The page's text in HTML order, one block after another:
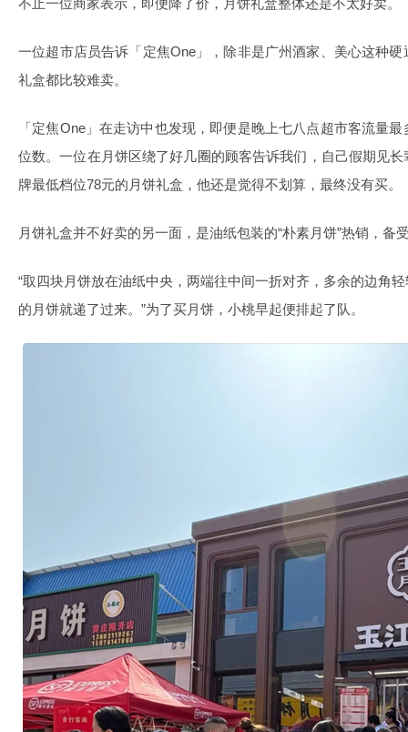
不止一位商家表示，即便降了价，月饼礼盒整体还是不太好卖。
一位超市店员告诉「定焦One」，除非是广州酒家、美心这种
礼盒都比较难卖。
「定焦One」在走访中也发现，即便是晚上七八点超市客流量
位数。一位在月饼区绕了好几圈的顾客告诉我们，自己假期见
牌最低档位78元的月饼礼盒，他还是觉得不划算，最终没有买。
月饼礼盒并不好卖的另一面，是油纸包装的“朴素月饼”热销，备
“取四块月饼放在油纸中央，两端往中间一折对齐，多余的边角
的月饼就递了过来。”为了买月饼，小桃早起便排起了队。